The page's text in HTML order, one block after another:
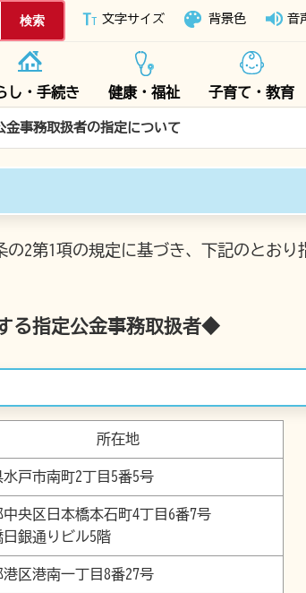
下妻市ホームページ
文字サイズ 背景色 音
し・手続き 健康・福祉 子育て・教育
金事務取扱者の指定について
の2第1項の規定に基づき、下記のとお
る指定公金事務取扱者◆
所在地
水戸市南町2丁目5番5号
中央区日本橋本石町4丁目6番7号
日銀通りビル5階
港区港南一丁目8番27号